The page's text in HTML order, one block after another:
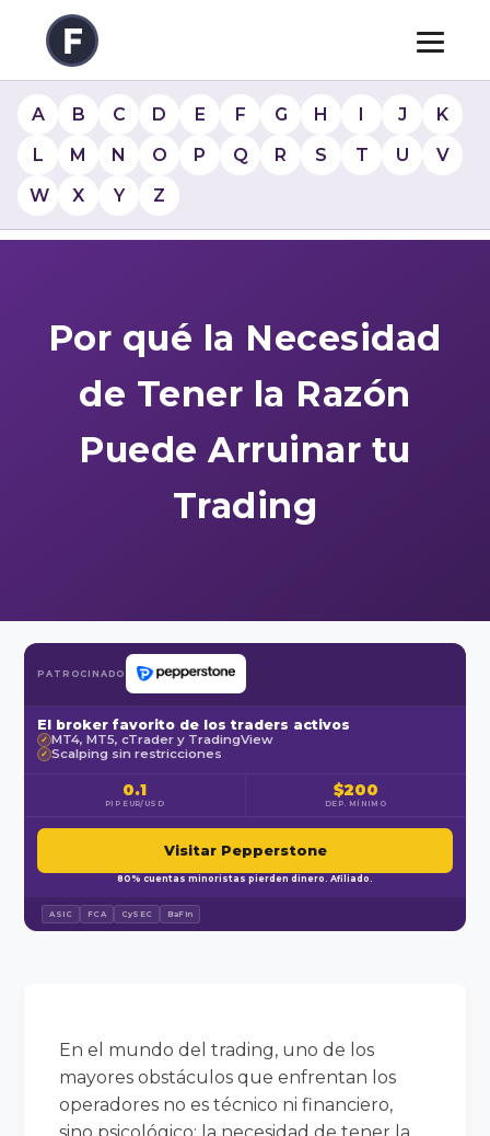
A B C D E F G H I J
K
L
M N O P Q R S T U
V
W
X Y Z
Por qué la Necesidad
de Tener la Razón
Puede Arruinar tu
Trading
PATROCINADO
El broker favorito de los traders activos
✓ MT4, MT5, cTrader y TradingView
✓ Scalping sin restricciones
0.1
PIP EUR/USD
$200
DEP. MÍNIMO
Visitar Pepperstone
80% cuentas minoristas pierden dinero. Afiliado.
ASIC FCA CySEC BaFin
En el mundo del trading, uno de los
mayores obstáculos que enfrentan los
operadores no es técnico ni financiero,